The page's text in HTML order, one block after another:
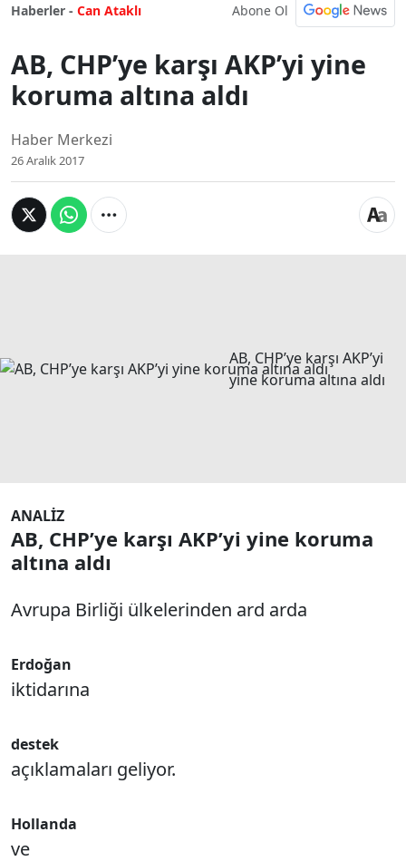
Haberler - Can Ataklı Abone Ol
AB, CHP’ye karşı AKP’yi yine
koruma altına aldı
Haber Merkezi
26 Aralık 2017
AB, CHP’ye karşı AKP’yi
yine koruma altına aldı
ANALİZ
AB, CHP’ye karşı AKP’yi yine koruma
altına aldı
Avrupa Birliği ülkelerinden ard arda
Erdoğan
iktidarına
destek
açıklamaları geliyor.
Hollanda
ve